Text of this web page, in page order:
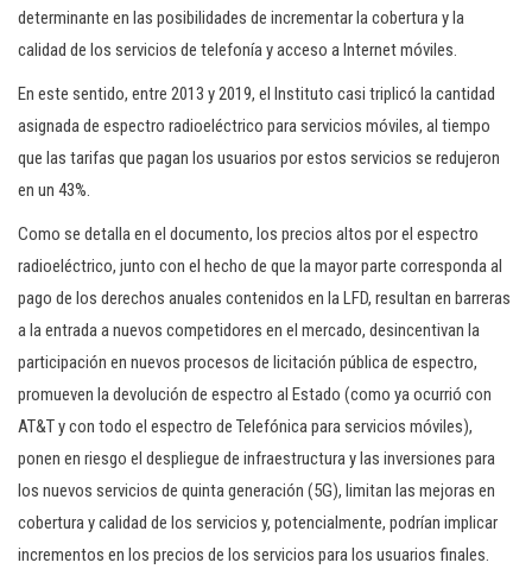
determinante en las posibilidades de incrementar la cobertura y la
calidad de los servicios de telefonía y acceso a Internet móviles.
En este sentido, entre 2013 y 2019, el Instituto casi triplicó la cantidad
asignada de espectro radioeléctrico para servicios móviles, al tiempo
que las tarifas que pagan los usuarios por estos servicios se redujeron
en un 43%.
Como se detalla en el documento, los precios altos por el espectro
radioeléctrico, junto con el hecho de que la mayor parte corresponda al
pago de los derechos anuales contenidos en la LFD, resultan en barreras
a la entrada a nuevos competidores en el mercado, desincentivan la
participación en nuevos procesos de licitación pública de espectro,
promueven la devolución de espectro al Estado (como ya ocurrió con
AT&T y con todo el espectro de Telefónica para servicios móviles),
ponen en riesgo el despliegue de infraestructura y las inversiones para
los nuevos servicios de quinta generación (5G), limitan las mejoras en
cobertura y calidad de los servicios y, potencialmente, podrían implicar
incrementos en los precios de los servicios para los usuarios finales.